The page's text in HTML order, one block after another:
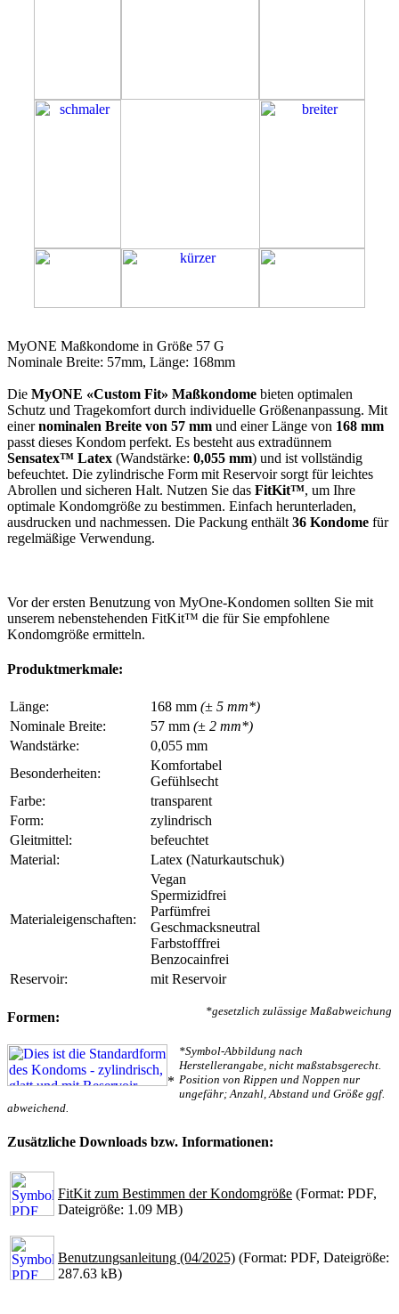
MyONE Maßkondome in Größe 57 G
Nominale Breite: 57mm, Länge: 168mm
Die MyONE «Custom Fit» Maßkondome bieten optimalen
Schutz und Tragekomfort durch individuelle Größenanpassung. Mit
einernominalen Breite von 57 mm und einer Länge von 168 mm
passt dieses Kondom perfekt. Es besteht aus extradünnem
Sensatex™ Latex (Wandstärke: 0,055 mm) und ist vollständig
befeuchtet. Die zylindrische Form mit Reservoir sorgt für leichtes
Abrollen und sicheren Halt. Nutzen Sie das FitKit™, um Ihre
optimale Kondomgröße zu bestimmen. Einfach herunterladen,
ausdrucken und nachmessen. Die Packung enthält 36 Kondome für
regelmäßige Verwendung.
Vor der ersten Benutzung von MyOne-Kondomen sollten Sie mit
unserem nebenstehenden FitKit™ die für Sie empfohlene
Kondomgröße ermitteln.
Produktmerkmale:
Länge: 168 mm (± 5 mm*)
Nominale Breite:
57 mm (± 2 mm*)
Wandstärke:
0,055 mm
Besonderheiten:
Komfortabel
Gefühlsecht
Farbe:
transparent
Form:
zylindrisch
Gleitmittel:
befeuchtet
Material:
Latex (Naturkautschuk)
Materialeigenschaften:
Vegan
Spermizidfrei
Parfümfrei
Geschmacksneutral
Farbstofffrei
Benzocainfrei
Reservoir:
mit Reservoir
*gesetzlich zulässige Maßabweichung
Formen:
*
*Symbol-Abbildung nach
Herstellerangabe, nicht maßstabsgerecht.
Position von Rippen und Noppen nur
ungefähr; Anzahl, Abstand und Größe ggf.
abweichend.
Zusätzliche Downloads bzw. Informationen:
FitKit zum Bestimmen der Kondomgröße (Format: PDF,
Dateigröße: 1.09 MB)
Benutzungsanleitung (04/2025) (Format: PDF, Dateigröße:
287.63 kB)